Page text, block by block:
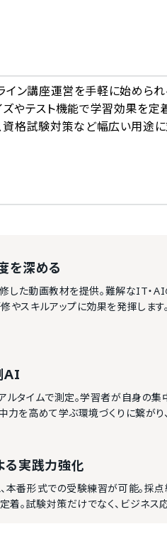
イン講座運営を手軽に始めら
やテスト機能で学習効果を
格試験対策など幅広い用途に
を深める
た動画教材を提供。難解なIT・
やスキルアップに効果を発揮します
AI
タイムで測定。学習者が自身の集
力を高めて学ぶ環境づくりに繋がり
る実践力強化
番形式での受験練習が可能。採
。試験対策だけでなく、ビジネス